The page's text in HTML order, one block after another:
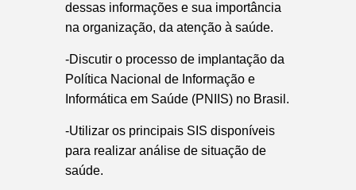
dessas informações e sua importância
na organização, da atenção à saúde.
-Discutir o processo de implantação da
Política Nacional de Informação e
Informática em Saúde (PNIIS) no Brasil.
-Utilizar os principais SIS disponíveis
para realizar análise de situação de
saúde.